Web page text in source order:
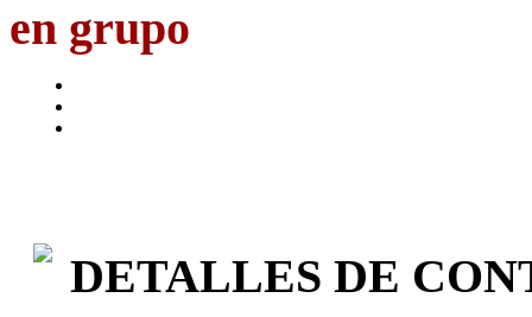
en grupo
DETALLES DE